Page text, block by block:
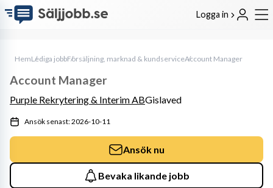
Logga in
HemLediga jobbFörsäljning, marknad & kundserviceAccount Manager
Account Manager
Purple Rekrytering & Interim ABGislaved
Ansök senast: 2026-10-11
Ansök nu
Bevaka likande jobb